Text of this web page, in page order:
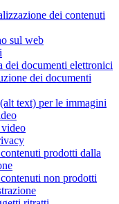
dei contenuti
sul web
dei documenti elettronici
dei documenti
text) per le immagini
prodotti dalla
non prodotti